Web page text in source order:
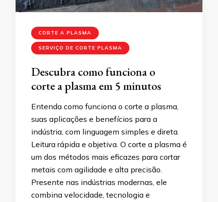
CORTE A PLASMA
SERVIÇO DE CORTE PLASMA
Descubra como funciona o
corte a plasma em 5 minutos
Entenda como funciona o corte a plasma,
suas aplicações e benefícios para a
indústria, com linguagem simples e direta.
Leitura rápida e objetiva. O corte a plasma é
um dos métodos mais eficazes para cortar
metais com agilidade e alta precisão.
Presente nas indústrias modernas, ele
combina velocidade, tecnologia e